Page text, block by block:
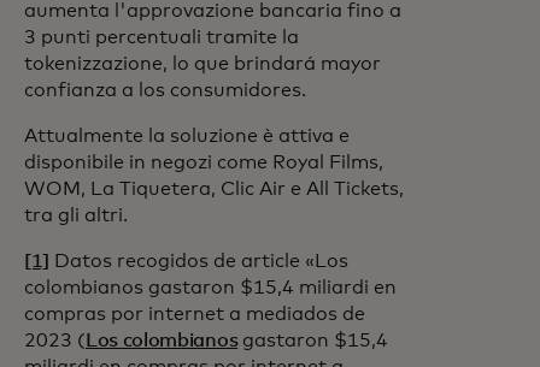
aumenta l'approvazione bancaria fino a
3 punti percentuali tramite la
tokenizzazione, lo que brindará mayor
confianza a los consumidores.
Attualmente la soluzione è attiva e
disponibile in negozi come Royal Films,
WOM, La Tiquetera, Clic Air e All Tickets,
tra gli altri.
[1]
Datos recogidos de article «Los
colombianos gastaron $15,4 miliardi en
compras por internet a mediados de
2023 ( Los colombianosgastaron $15,4